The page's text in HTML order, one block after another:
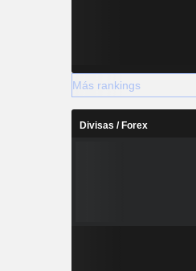
Más rankings
Divisas / Forex